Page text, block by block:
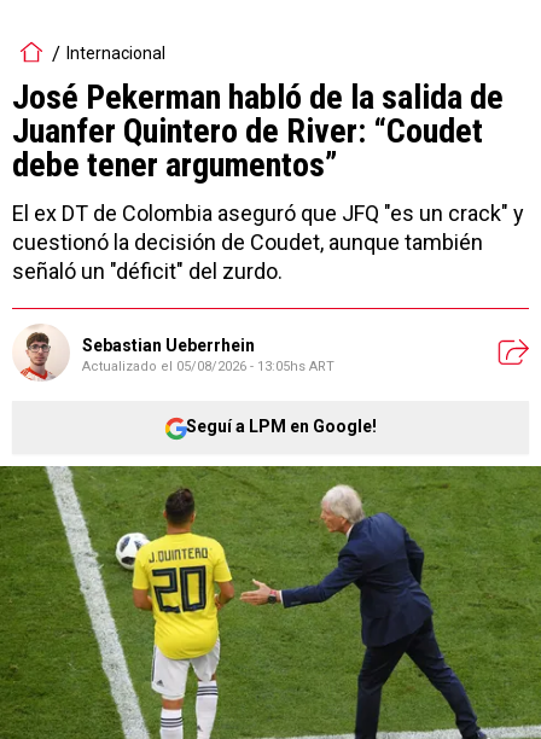
Internacional
José Pekerman habló de la salida de
Juanfer Quintero de River: “Coudet
debe tener argumentos”
El ex DT de Colombia aseguró que JFQ "es un crack" y
cuestionó la decisión de Coudet, aunque también
señaló un "déficit" del zurdo.
Sebastian Ueberrhein
Actualizado el 05/08/2026 - 13:05hs ART
Seguí a LPM en Google!